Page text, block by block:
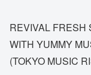
REVIVAL FRESH
WITH YUMMY
(TOKYO MUSIC